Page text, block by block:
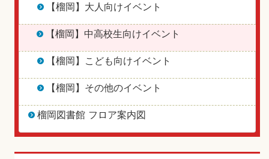
【榴岡】大人向けイベント
【榴岡】中高校生向けイベント
【榴岡】こども向けイベント
【榴岡】その他のイベント
榴岡図書館 フロア案内図